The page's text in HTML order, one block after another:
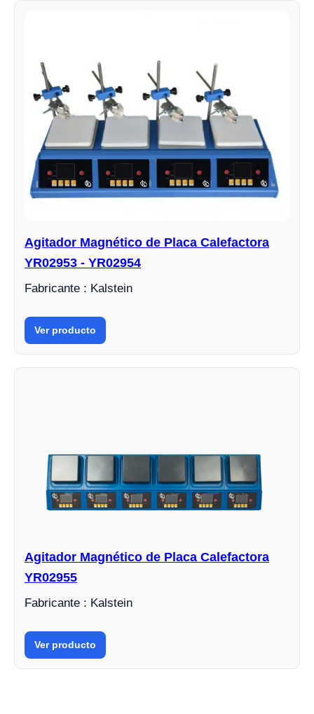
Agitador Magnético de Placa Calefactora
YR02953 - YR02954
Fabricante : Kalstein
Ver producto
Agitador Magnético de Placa Calefactora
YR02955
Fabricante : Kalstein
Ver producto